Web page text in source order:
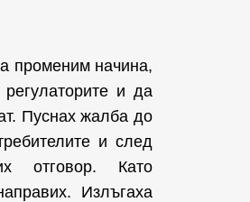
променим начина,
регулаторите и да
Пуснах жалба до
и след
отговор. Като
Излъгаха